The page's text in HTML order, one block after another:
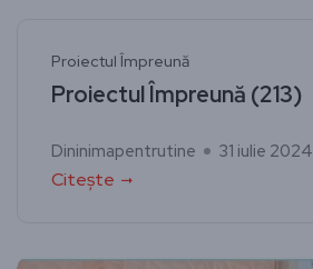
Proiectul Împreună
Proiectul Împreună (213)
Dininimapentrutine 31 iulie 2024
Citește